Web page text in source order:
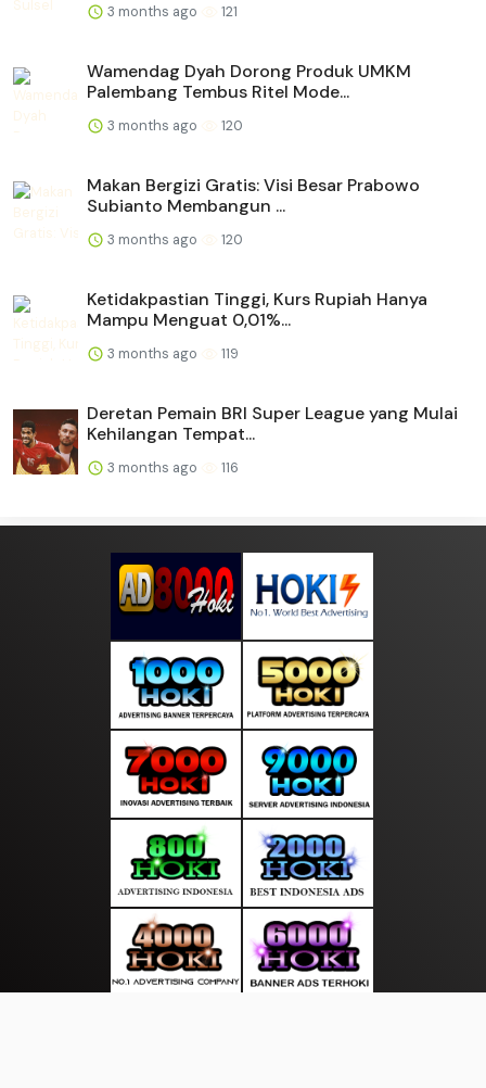
3 months ago 121
Wamendag Dyah Dorong Produk UMKM
Palembang Tembus Ritel Mode...
3 months ago 120
Makan Bergizi Gratis: Visi Besar Prabowo
Subianto Membangun ...
3 months ago 120
Ketidakpastian Tinggi, Kurs Rupiah Hanya
Mampu Menguat 0,01%...
3 months ago 119
Deretan Pemain BRI Super League yang Mulai
Kehilangan Tempat...
3 months ago 116